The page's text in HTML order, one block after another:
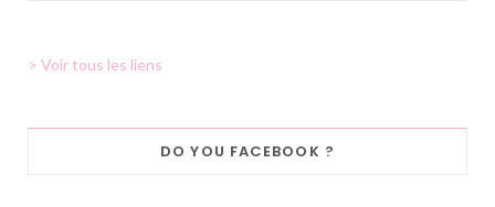
> Voir tous les liens
DO YOU FACEBOOK ?